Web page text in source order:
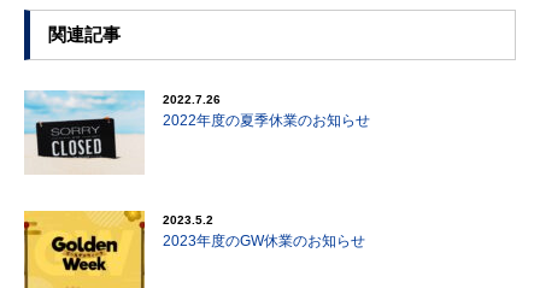
関連記事
2022.7.26
2022年度の夏季休業のお知らせ
2023.5.2
2023年度のGW休業のお知らせ